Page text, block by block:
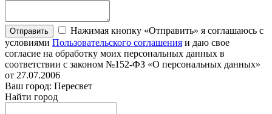
Отправить
Нажимая кнопку «Отправить» я соглашаюсь с
условиями Пользовательского соглашения и даю свое
согласие на обработку моих персональных данных в
соответствии с законом №152-ФЗ «О персональных данных»
от 27.07.2006
Ваш город: Пересвет
Найти город